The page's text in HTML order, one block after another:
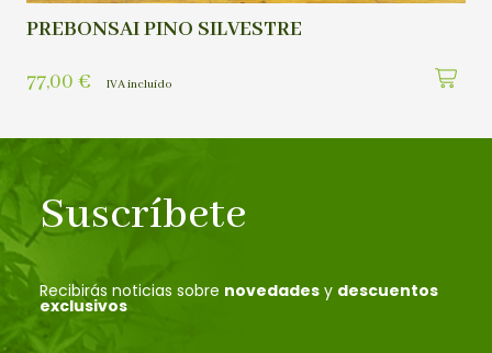
PREBONSAI PINO SILVESTRE
77,00 € IVA incluído
Suscríbete
Recibirás noticias sobre novedades y descuentos
exclusivos